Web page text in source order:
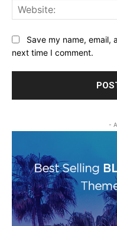
Save my name, email,
next time I comment.
-